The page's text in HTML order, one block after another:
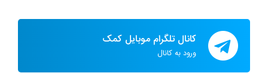
کانال تلگرام موبایل کمک
ورود به کانال